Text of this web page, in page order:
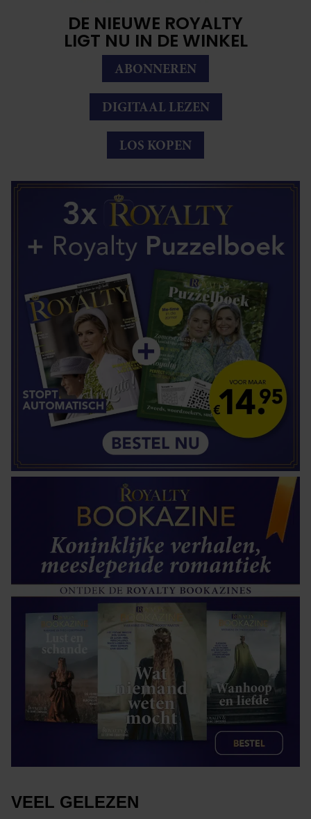
DE NIEUWE ROYALTY
LIGT NU IN DE WINKEL
ABONNEREN
DIGITAAL LEZEN
LOS KOPEN